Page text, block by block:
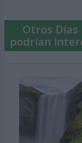
Otros
podrían